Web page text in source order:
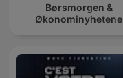
Børsmorgen &
Økonominyhetene